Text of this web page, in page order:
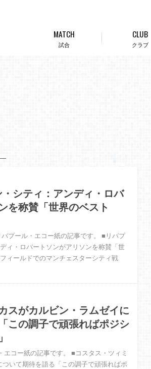
試合
MATCH
クラブ
CLUB
シティ：アンディ・ロバ
を称賛「世界のベスト
プール・エコー紙の記事です。 ■リバプ
ィ・ロバートソンがアリソンを称賛「世
ィールドでのマンチェスターシティ戦
スがカルビン・ラムゼイに
この調子で頑張ればポジシ
コー紙の記事です。 ■コスタス・ツィミ
いて期待を語る「この調子で頑張ればポ